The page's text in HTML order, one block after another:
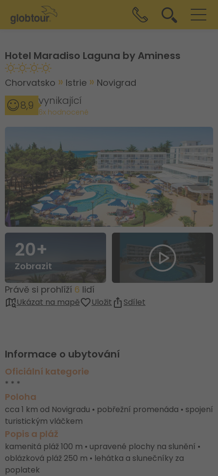
Hotel Maradiso Laguna by Aminess
Chorvatsko Istrie Novigrad
8,9 vynikající
6x hodnocené
20+
Zobrazit
Právě si prohlíží 6 lidí
Ukázat na mapě Uložit Sdílet
Informace o ubytování
Oficiální kategorie
* * *
Poloha
cca 1 km od Novigradu • pobřežní promenáda • spojení
turistickým vláčkem
Popis a pláž
kamenitá pláž 100 m • upravené plochy na slunění •
oblázková pláž 250 m • lehátka a slunečníky za
poplatek